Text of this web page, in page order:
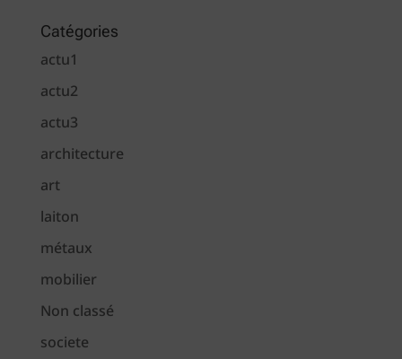
Catégories
actu1
actu2
actu3
architecture
art
laiton
métaux
mobilier
Non classé
societe